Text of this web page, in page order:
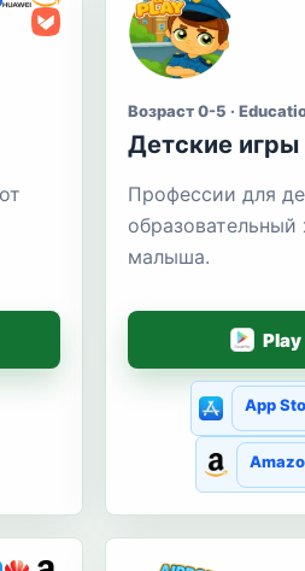
Возраст 0-5 ·
Детские
Профессии для
образовательный
малыша.
App